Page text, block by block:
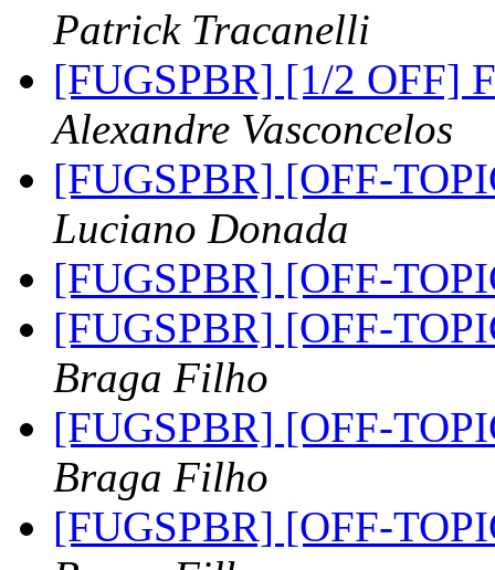
Patrick Tracanelli
[FUGSPBR] [1/2 OFF]
Alexandre Vasconcelos
[FUGSPBR] [OFF-
Luciano Donada
[FUGSPBR] [OFF-
[FUGSPBR] [OFF-
Braga Filho
[FUGSPBR] [OFF-
Braga Filho
[FUGSPBR] [OFF-